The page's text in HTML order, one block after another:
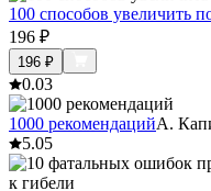
100 способов увеличить
196 ₽
196 ₽
0.03
1000 рекомендацийА.
5.05